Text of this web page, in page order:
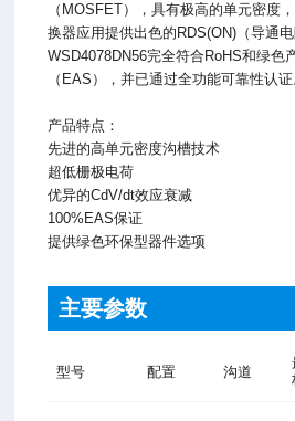
（MOSFET），具有极高的单元密度
换器应用提供出色的RDS(ON)（导通
WSD4078DN56完全符合RoHS和绿色
（EAS），并已通过全功能可靠性认证
产品特点：
先进的高单元密度沟槽技术
超低栅极电荷
优异的CdV/dt效应衰减
100%EAS保证
提供绿色环保型器件选项
主要参数
型号 配置 沟道